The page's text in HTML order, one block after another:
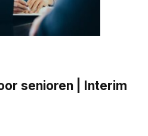
senioren | Interim